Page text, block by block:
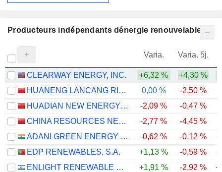
Producteurs indépendants dénergie renouvelable
Varia. Varia. 5j.
CLEARWAY ENERGY, INC. +6,32 % +4,30 %
HUANENG LANCANG RIVER HYDROPOWER INC.
0,00 % -2,50 %
HUADIAN NEW ENERGY GROUP CORPORATION LIMITED
-2,09 % -0,47 %
CHINA RESOURCES NEW ENERGY HOLDINGS COMPANY LIMITED
-2,77 %
-4,45 %
ADANI GREEN ENERGY LIMITED
-0,62 % -0,12 %
EDP RENEWABLES, S.A.
+1,13 % -0,59 %
ENLIGHT RENEWABLE ENERGY LTD
+1,91 % -2,92 %